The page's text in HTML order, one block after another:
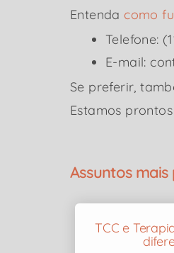
Entenda como
Telefone:
E-mail:
Se preferir,
Estamos
Assuntos
TCC e